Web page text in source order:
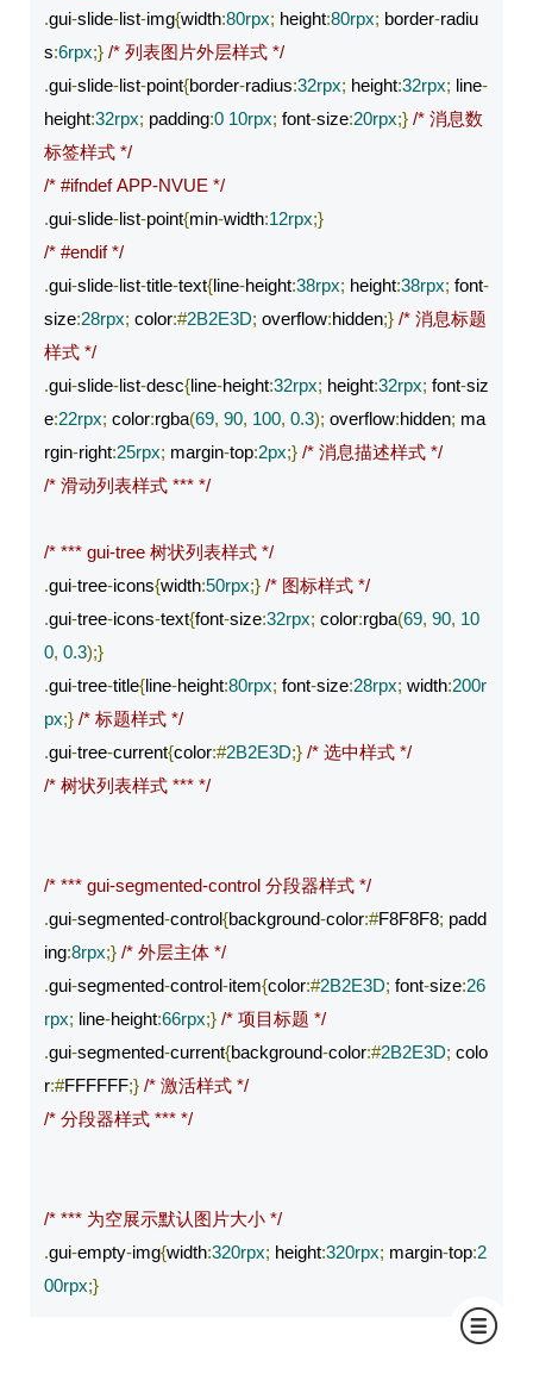

.gui-slide-list-img{width:80rpx; height:80rpx; border-radiu
s:6rpx;} /* 列表图片外层样式 */
.gui-slide-list-point{border-radius:32rpx; height:32rpx; line-
height:32rpx; padding:0 10rpx; font-size:20rpx;} /* 消息数
标签样式 */
/* #ifndef APP-NVUE */
.gui-slide-list-point{min-width:12rpx;}
/* #endif */
.gui-slide-list-title-text{line-height:38rpx; height:38rpx; font-
size:28rpx; color:#2B2E3D; overflow:hidden;} /* 消息标题
样式 */
.gui-slide-list-desc{line-height:32rpx; height:32rpx; font-siz
e:22rpx; color:rgba(69, 90, 100, 0.3); overflow:hidden; ma
rgin-right:25rpx; margin-top:2px;} /* 消息描述样式 */
/* 滑动列表样式 *** */
/* *** gui-tree 树状列表样式 */
.gui-tree-icons{width:50rpx;} /* 图标样式 */
.gui-tree-icons-text{font-size:32rpx; color:rgba(69, 90, 10
0, 0.3);}
.gui-tree-title{line-height:80rpx; font-size:28rpx; width:200r
px;} /* 标题样式 */
.gui-tree-current{color:#2B2E3D;} /* 选中样式 */
/* 树状列表样式 *** */
/* *** gui-segmented-control 分段器样式 */
.gui-segmented-control{background-color:#F8F8F8; padd
ing:8rpx;} /* 外层主体 */
.gui-segmented-control-item{color:#2B2E3D; font-size:26
rpx; line-height:66rpx;} /* 项目标题 */
.gui-segmented-current{background-color:#2B2E3D; colo
r:#FFFFFF;} /* 激活样式 */
/* 分段器样式 *** */
/* *** 为空展示默认图片大小 */
.gui-empty-img{width:320rpx; height:320rpx; margin-top:2
00rpx;}